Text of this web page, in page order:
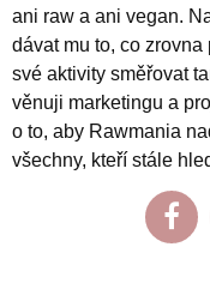
ani raw a ani vegan.
dávat mu to, co
své aktivity směřovat
věnuji marketingu a
o to, aby Rawmania
všechny, kteří stále